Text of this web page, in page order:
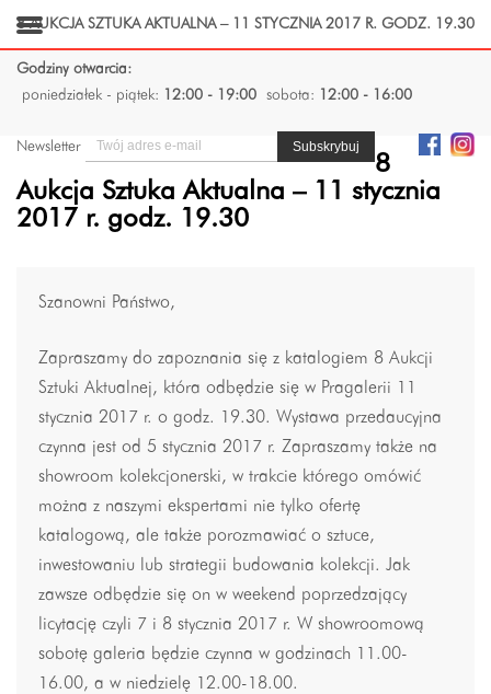
Godziny otwarcia:
poniedziałek - piątek:
12:00 - 19:00 sobota: 12:00 - 16:00
Newsletter
8
Aukcja Sztuka Aktualna – 11 stycznia
2017 r. godz. 19.30
Szanowni Państwo,
Zapraszamy do zapoznania się z katalogiem 8 Aukcji
Sztuki Aktualnej, która odbędzie się w Pragalerii 11
stycznia 2017 r. o godz. 19.30. Wystawa przedaucyjna
czynna jest od 5 stycznia 2017 r. Zapraszamy także na
showroom kolekcjonerski, w trakcie którego omówić
można z naszymi ekspertami nie tylko ofertę
katalogową, ale także porozmawiać o sztuce,
inwestowaniu lub strategii budowania kolekcji. Jak
zawsze odbędzie się on w weekend poprzedzający
licytację czyli 7 i 8 stycznia 2017 r. W showroomową
sobotę galeria będzie czynna w godzinach 11.00-
16.00, a w niedzielę 12.00-18.00.
8 AUKCJA SZTUKA AKTUALNA – 11 STYCZNIA 2017 R. GODZ. 19.30